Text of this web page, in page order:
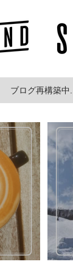
ブログ再構築中...